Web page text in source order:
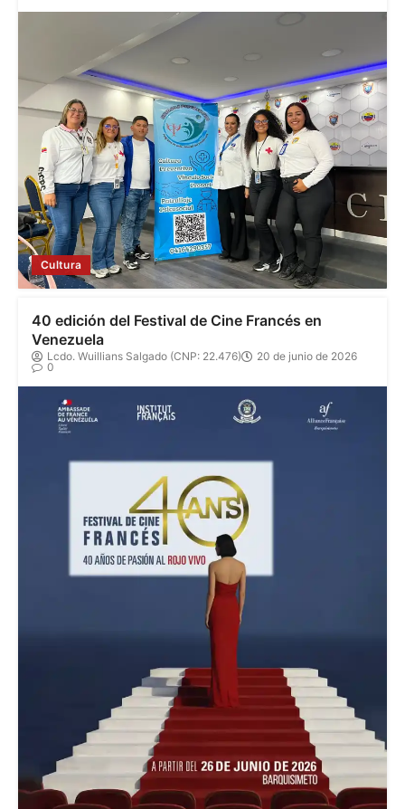
Cultura
40 edición del Festival de Cine Francés en
Venezuela
Lcdo. Wuillians Salgado (CNP: 22.476)
20 de junio de 2026
0